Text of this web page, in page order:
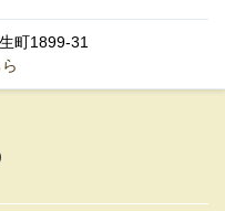
町1899-31